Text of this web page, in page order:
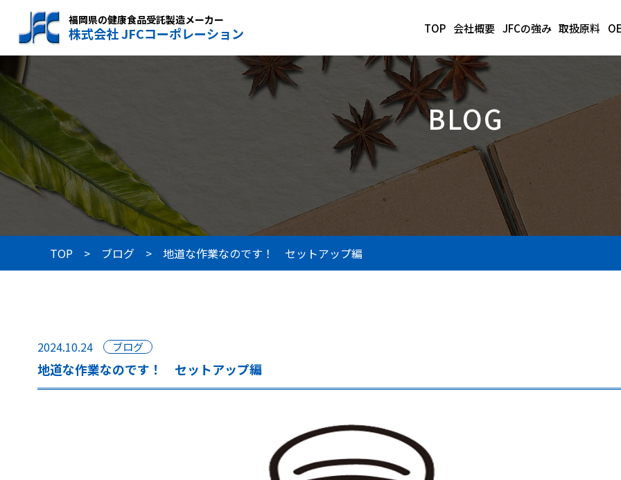
福岡県の健康食品受託製造メーカー
株式会社 JFCコーポレーション TOP 会社概要 JFCの強み 取扱原料
BLOG
TOP ブログ 地道な作業なのです！ セットアップ編
2024.10.24 ブログ
地道な作業なのです！ セットアップ編